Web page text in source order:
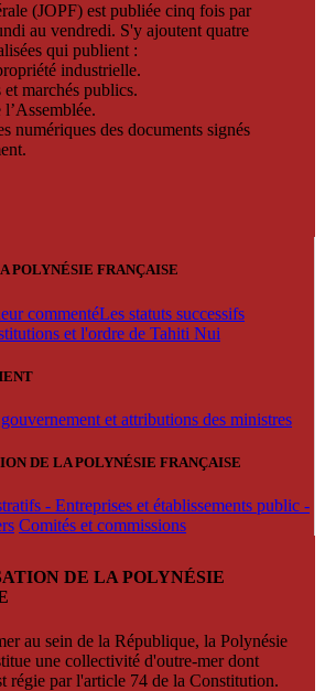
(JOPF) est publiée cinq fois par
au vendredi. S'y ajoutent quatre
qui publient :
industrielle.
et marchés publics.
l’Assemblée.
numériques des documents signés
POLYNÉSIE FRANÇAISE
commentéLes statuts successifs
et l'ordre de Tahiti Nui
et attributions des ministres
DE LA POLYNÉSIE FRANÇAISE
- Entreprises et établissements public -
Comités et commissions
DE LA POLYNÉSIE
au sein de la République, la Polynésie
une collectivité d'outre-mer dont
régie par l'article 74 de la Constitution.